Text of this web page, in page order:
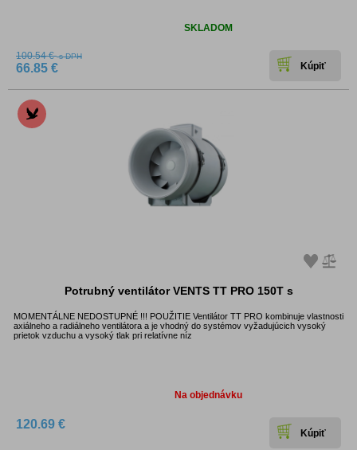
SKLADOM
100.54 €s DPH
66.85 €
Potrubný ventilátor VENTS TT PRO 150T s
MOMENTÁLNE NEDOSTUPNÉ !!! POUŽITIE Ventilátor TT PRO kombinuje vlastnosti
axiálneho a radiálneho ventilátora a je vhodný do systémov vyžadujúcich vysoký
prietok vzduchu a vysoký tlak pri relatívne níz
Na objednávku
120.69 €